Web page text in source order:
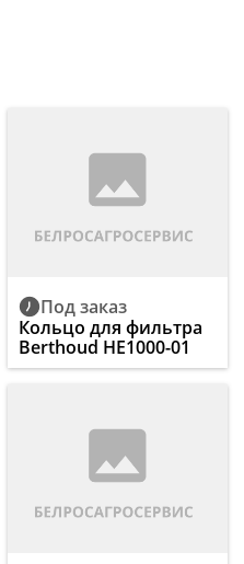
Под заказ
Кольцo для фильтра
Berthoud HE1000-01